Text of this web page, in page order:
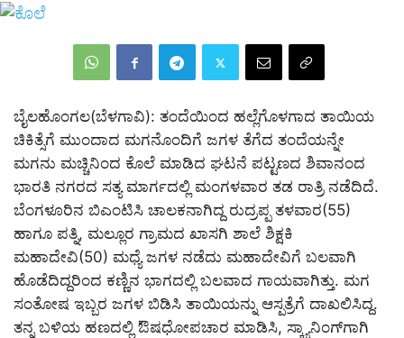
ಬೈಲಹೊಂಗಲ(ಬೆಳಗಾವಿ): ತಂದೆಯಿಂದ ಹಲ್ಲೆಗೊಳಗಾದ ತಾಯಿಯ
ಚಿಕಿತ್ಸೆಗೆ ಮುಂದಾದ ಮಗನೊಂದಿಗೆ ಜಗಳ ತೆಗೆದ ತಂದೆಯನ್ನೇ
ಮಗನು ಮಚ್ಚಿನಿಂದ ಕೊಲೆ ಮಾಡಿದ ಘಟನೆ ಪಟ್ಟಣದ ಶಿವಾನಂದ
ಭಾರತಿ ನಗರದ ಸತ್ಯ ಮಾರ್ಗದಲ್ಲಿ ಮಂಗಳವಾರ ತಡ ರಾತ್ರಿ ನಡೆದಿದೆ.
ಬೆಂಗಳೂರಿನ ಬಿಎಂಟಿಸಿ ಚಾಲಕನಾಗಿದ್ದ ರುದ್ರಪ್ಪ ತಳವಾರ(55)
ಹಾಗೂ ಪತ್ನಿ, ಮಲ್ಲೂರ ಗ್ರಾಮದ ಖಾಸಗಿ ಶಾಲೆ ಶಿಕ್ಷಕಿ
ಮಹಾದೇವಿ(50) ಮಧ್ಯೆ ಜಗಳ ನಡೆದು ಮಹಾದೇವಿಗೆ ಬಲವಾಗಿ
ಹೊಡೆದಿದ್ದರಿಂದ ಕಣ್ಣಿನ ಭಾಗದಲ್ಲಿ ಬಲವಾದ ಗಾಯವಾಗಿತ್ತು. ಮಗ
ಸಂತೋಷ ಇಬ್ಬರ ಜಗಳ ಬಿಡಿಸಿ ತಾಯಿಯನ್ನು ಆಸ್ಪತ್ರೆಗೆ ದಾಖಲಿಸಿದ್ದ.
ತನ್ನ ಬಳಿಯ ಹಣದಲ್ಲಿ ಔಷಧೋಪಚಾರ ಮಾಡಿಸಿ, ಸ್ಕ್ಯಾನಿಂಗ್‌ಗಾಗಿ